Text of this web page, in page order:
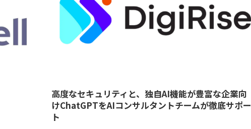
高度なセキュリティと、独自AI機能が豊富な企業向
けChatGPTをAIコンサルタントチームが徹底サポー
ト